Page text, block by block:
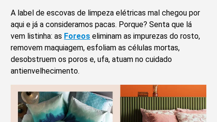
A label de escovas de limpeza elétricas mal chegou por
aqui e já a consideramos pacas. Porque? Senta que lá
vem listinha: as Foreos eliminam as impurezas do rosto,
removem maquiagem, esfoliam as células mortas,
desobstruem os poros e, ufa, atuam no cuidado
antienvelhecimento.